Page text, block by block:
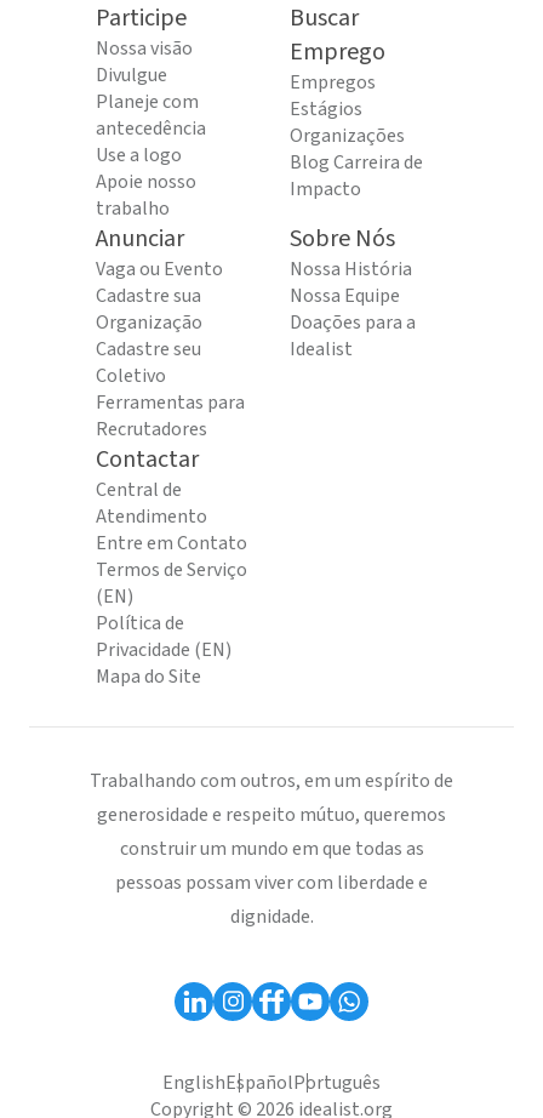
Participe
Nossa visão
Divulgue
Planeje com
antecedência
Use a logo
Apoie nosso
trabalho
Buscar
Emprego
Empregos
Estágios
Organizações
Blog Carreira de
Impacto
Anunciar
Vaga ou Evento
Cadastre sua
Organização
Cadastre seu
Coletivo
Ferramentas para
Recrutadores
Sobre Nós
Nossa História
Nossa Equipe
Doações para a
Idealist
Contactar
Central de
Atendimento
Entre em Contato
Termos de Serviço
(EN)
Política de
Privacidade (EN)
Mapa do Site
Trabalhando com outros, em um espírito de
generosidade e respeito mútuo, queremos
construir um mundo em que todas as
pessoas possam viver com liberdade e
dignidade.
EnglishEspañolPortuguês
Copyright © 2026 idealist.org